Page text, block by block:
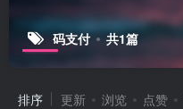
码支付 共1篇
排序 更新 浏览 点赞